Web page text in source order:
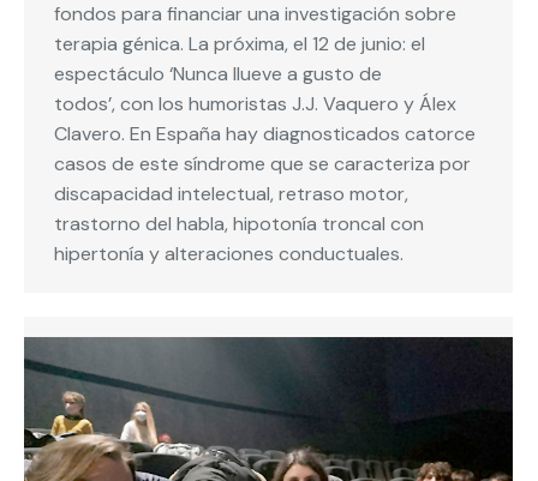
fondos para financiar una investigación sobre
terapia génica. La próxima, el 12 de junio: el
espectáculo ‘Nunca llueve a gusto de
todos’, con los humoristas J.J. Vaquero y Álex
Clavero. En España hay diagnosticados catorce
casos de este síndrome que se caracteriza por
discapacidad intelectual, retraso motor,
trastorno del habla, hipotonía troncal con
hipertonía y alteraciones conductuales.